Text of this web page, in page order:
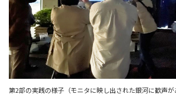
第2部の実践の様子（モニタに映し出された銀河に歓声が